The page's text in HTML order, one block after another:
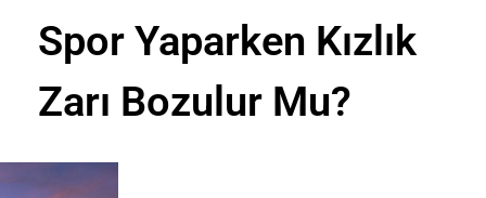
Spor Yaparken Kızlık
Zarı Bozulur Mu?